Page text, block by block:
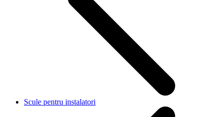
Scule pentru instalatori